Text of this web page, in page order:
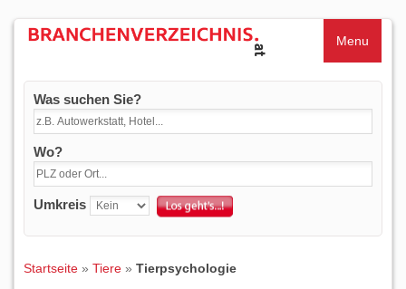
Menu
Was suchen Sie?
Wo?
Umkreis
Startseite » Tiere » Tierpsychologie